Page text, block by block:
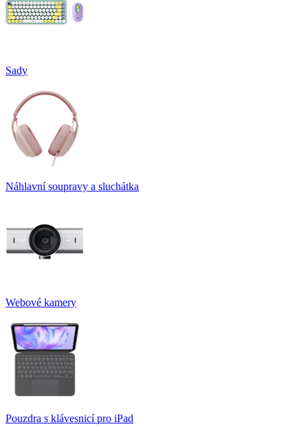
Sady
Náhlavní soupravy a sluchátka
Webové kamery
Pouzdra s klávesnicí pro iPad